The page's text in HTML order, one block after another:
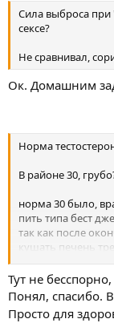
Сила выброса при
сексе?
Не сравнивал,
Ок. Домашним
Норма
В районе 30,
норма 30 было,
пить типа бест
так как после
кушать печень
87 кг рост 183 см.
Тут не
Понял, спасибо.
Просто для